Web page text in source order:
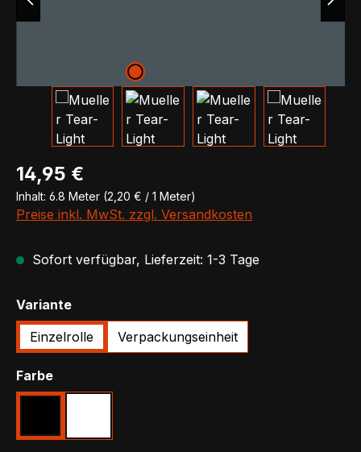
Regulärer Preis:
14,95 €
Inhalt: 6.8 Meter (2,20 € / 1 Meter)
Preise inkl. MwSt. zzgl. Versandkosten
Sofort verfügbar, Lieferzeit: 1-3 Tage
Varianteauswählen
Einzelrolle Verpackungseinheit
Farbeauswählen